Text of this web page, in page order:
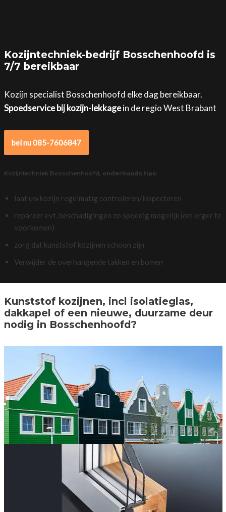
Kozijntechniek-bedrijf Bosschenhoofd is
7/7 bereikbaar
Kozijn specialist Bosschenhoofd elke dag bereikbaar.
Spoedservice bij kozijn-lekkagein de regio West Brabant
bel nu 085-7606847
Kozijntechniek Bosschenhoofd, onderhouds tips:
laat uw kozijn regelmatig controleren/inspecteren
repareer evt. beschadigingen zo spoedig mogelijk (om erger te
voorkomen)
zorg dat kunststof kozijnen schoon zijn
Verwijder de overhangende takken en bomen
Kunststof kozijnen, incl isolatieglas,
dakkapel of een nieuwe, duurzame deur
nodig in Bosschenhoofd?